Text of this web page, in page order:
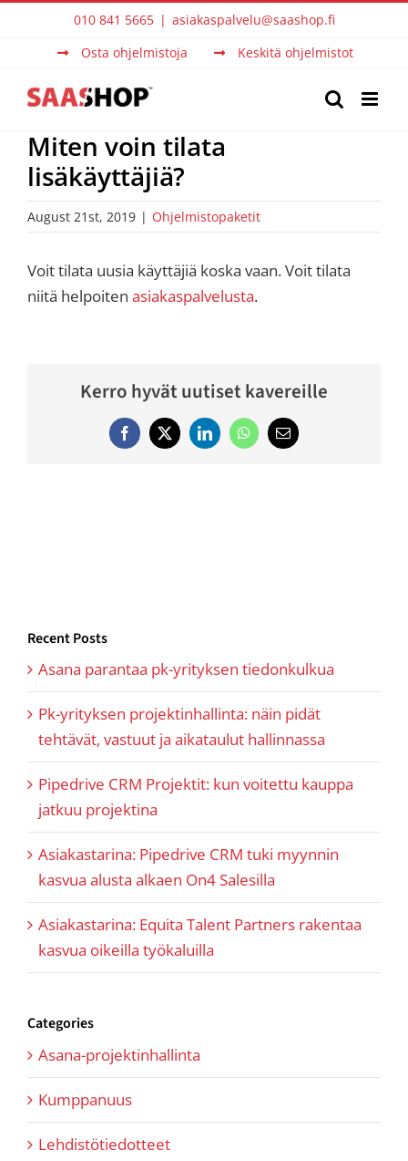
010 841 5665 | asiakaspalvelu@saashop.fi
Osta ohjelmistoja
Keskitä ohjelmistot
Miten voin tilata
lisäkäyttäjiä?
August 21st, 2019 | Ohjelmistopaketit
Voit tilata uusia käyttäjiä koska vaan. Voit tilata
niitä helpoiten asiakaspalvelusta.
Kerro hyvät uutiset kavereille
FacebookTwitterLinkedInWhatsApp
Email
Recent Posts
Asana parantaa pk-yrityksen tiedonkulkua
Pk-yrityksen projektinhallinta: näin pidät
tehtävät, vastuut ja aikataulut hallinnassa
Pipedrive CRM Projektit: kun voitettu kauppa
jatkuu projektina
Asiakastarina: Pipedrive CRM tuki myynnin
kasvua alusta alkaen On4 Salesilla
Asiakastarina: Equita Talent Partners rakentaa
kasvua oikeilla työkaluilla
Categories
Asana-projektinhallinta
Kumppanuus
Lehdistötiedotteet